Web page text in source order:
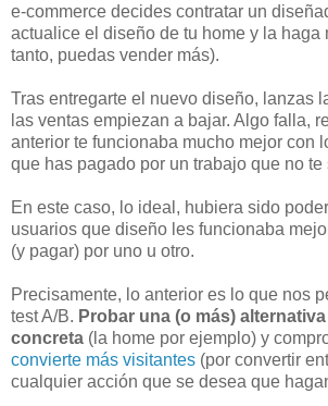
e-commerce decides contratar un
actualice el diseño de tu home y la haga
tanto, puedas vender más).
Tras entregarte el nuevo diseño, lanzas
las ventas empiezan a bajar. Algo falla,
anterior te funcionaba mucho mejor con
que has pagado por un trabajo que no te
En este caso, lo ideal, hubiera sido
usuarios que diseño les funcionaba
(y pagar) por uno u otro.
Precisamente, lo anterior es lo que nos
test A/B. Probar una (o más)
concreta (la home por ejemplo) y
convierte más visitantes (por convertir
cualquier acción que se desea que